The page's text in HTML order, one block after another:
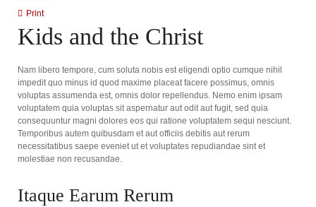
Print
Kids and the Christ
Nam libero tempore, cum soluta nobis est eligendi optio cumque nihil
impedit quo minus id quod maxime placeat facere possimus, omnis
voluptas assumenda est, omnis dolor repellendus. Nemo enim ipsam
voluptatem quia voluptas sit aspernatur aut odit aut fugit, sed quia
consequuntur magni dolores eos qui ratione voluptatem sequi nesciunt.
Temporibus autem quibusdam et aut officiis debitis aut rerum
necessitatibus saepe eveniet ut et voluptates repudiandae sint et
molestiae non recusandae.
Itaque Earum Rerum